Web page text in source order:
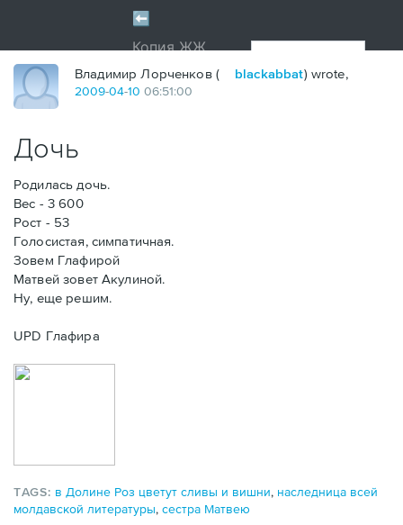
Владимир Лорченков ( blackabbat) wrote,
2009-04-10 06:51:00
Дочь
Родилась дочь.
Вес - 3 600
Рост - 53
Голосистая, симпатичная.
Зовем Глафирой
Матвей зовет Акулиной.
Ну, еще решим.
UPD Глафира
TAGS: в Долине Роз цветут сливы и вишни, наследница всей
молдавской литературы, сестра Матвею